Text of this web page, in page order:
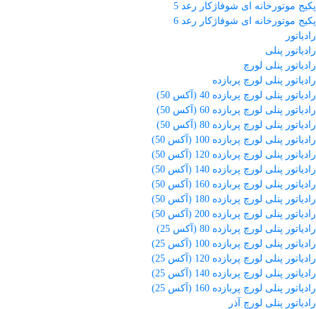
پکیج موتورخانه ای شوفاژکار رعد 5
پکیج موتورخانه ای شوفاژکار رعد 6
رادیاتور
رادیاتور پنلی
رادیاتور پنلی لورچ
رادیاتور پنلی لورچ پربازده
رادیاتور پنلی لورچ پربازده 40 (آکس 50)
رادیاتور پنلی لورچ پربازده 60 (آکس 50)
رادیاتور پنلی لورچ پربازده 80 (آکس 50)
رادیاتور پنلی لورچ پربازده 100 (آکس 50)
رادیاتور پنلی لورچ پربازده 120 (آکس 50)
رادیاتور پنلی لورچ پربازده 140 (آکس 50)
رادیاتور پنلی لورچ پربازده 160 (آکس 50)
رادیاتور پنلی لورچ پربازده 180 (آکس 50)
رادیاتور پنلی لورچ پربازده 200 (آکس 50)
رادیاتور پنلی لورچ پربازده 80 (آکس 25)
رادیاتور پنلی لورچ پربازده 100 (آکس 25)
رادیاتور پنلی لورچ پربازده 120 (آکس 25)
رادیاتور پنلی لورچ پربازده 140 (آکس 25)
رادیاتور پنلی لورچ پربازده 160 (آکس 25)
رادیاتور پنلی لورچ آذر